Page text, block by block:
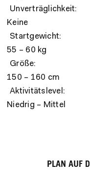
Unverträglichkeit:
Keine
Startgewicht:
55 – 60 kg
Größe:
150 – 160 cm
Aktivitätslevel:
Niedrig – Mittel
PLAN AUF